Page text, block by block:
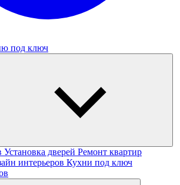
под ключ
Установка дверей Ремонт квартир
интерьеров Кухни под ключ